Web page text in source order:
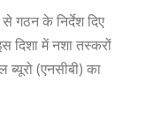
गठन के निर्देश दिए
दिशा में नशा तस्करों
ब्यूरो (एनसीबी) का